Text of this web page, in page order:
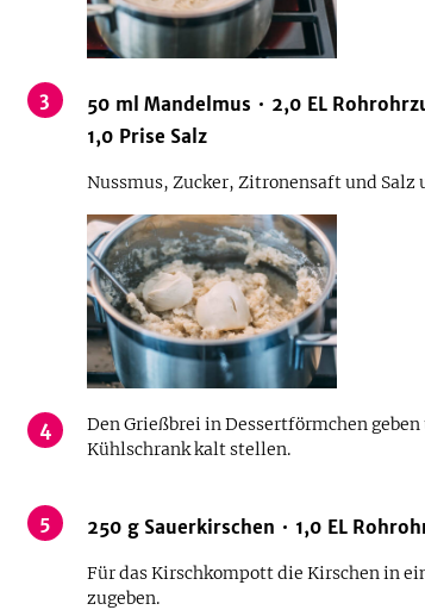
3 50 ml Mandelmus 2,0 EL
1,0 Prise Salz
Nussmus, Zucker, Zitronensaft und Salz
4
Den Grießbrei in Dessertförmchen
Kühlschrank kalt stellen.
5 250 g Sauerkirschen 1,0 EL
Für das Kirschkompott die Kirschen in
zugeben.